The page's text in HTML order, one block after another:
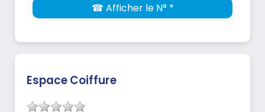
☎ Afficher le N° *
Espace Coiffure